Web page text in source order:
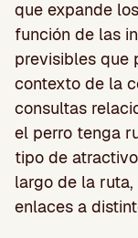
que expande
función de las
previsibles que
contexto de la
consultas
el perro tenga
tipo de
largo de la
enlaces a